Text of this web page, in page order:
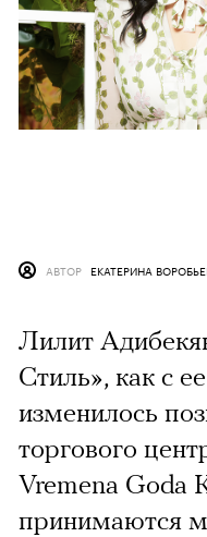
АВТОР ЕКАТЕРИНА
Лилит
Стиль», как с
изменилось
торгового
Vremena Goda
принимаются